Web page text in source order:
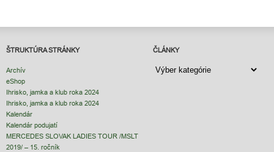
ŠTRUKTÚRA STRÁNKY
Archív
eShop
Ihrisko, jamka a klub roka 2024
Ihrisko, jamka a klub roka 2024
Kalendár
Kalendár podujatí
MERCEDES SLOVAK LADIES TOUR /MSLT
2019/ – 15. ročník
ČLÁNKY
ČLÁNKY